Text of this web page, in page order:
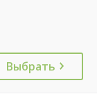
Выбрать